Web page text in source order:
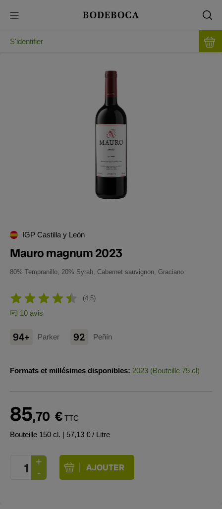
S'identifier
IGP Castilla y León
Mauro magnum 2023
80% Tempranillo, 20% Syrah, Cabernet sauvignon, Graciano
4,5
10 avis
94+ Parker 92 Peñín
Formats et millésimes disponibles: 2023 (Bouteille 75 cl)
85,70 € TTC
Bouteille 150 cl. | 57,13 € / Litre